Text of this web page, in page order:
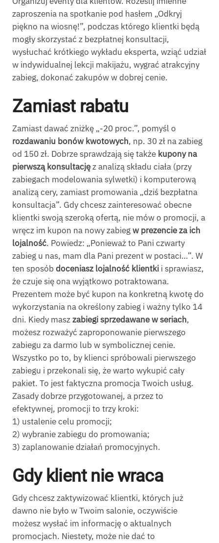
zaproszenia na spotkanie pod hasłem „Odkryj
piękno na wiosnę!”, podczas którego klientki będą
mogły skorzystać z bezpłatnej konsultacji,
wysłuchać krótkiego wykładu eksperta, wziąć udział
w indywidualnej lekcji makijażu, wygrać atrakcyjny
zabieg, dokonać zakupów w dobrej cenie.
Zamiast rabatu
Zamiast dawać zniżkę „-20 proc.”, pomyśl o
rozdawaniu bonów kwotowych, np. 30 zł na zabieg
od 150 zł. Dobrze sprawdzają się także kupony na
pierwszą konsultacjęz analizą składu ciała (przy
zabiegach modelowania sylwetki) i komputerową
analizą cery, zamiast promowania „dziś bezpłatna
konsultacja”. Gdy chcesz zainteresować obecne
klientki swoją szeroką ofertą, nie mów o promocji, a
wręcz im kupon na nowy zabiegw prezencie za ich
lojalność. Powiedz: „Ponieważ to Pani czwarty
zabieg u nas, mam dla Pani prezent w postaci…”. W
ten sposób doceniasz lojalność klientki i sprawiasz,
że czuje się ona wyjątkowo potraktowana.
Prezentem może być kupon na konkretną kwotę do
wykorzystania na określony zabieg i ważny tylko 14
dni. Kiedy maszzabiegi sprzedawane w seriach,
możesz rozważyć zaproponowanie pierwszego
zabiegu za darmo lub w symbolicznej cenie.
Wszystko po to, by klienci spróbowali pierwszego
zabiegu i przekonali się, że warto wykupić cały
pakiet. To jest faktyczna promocja Twoich usług.
Zasady dobrze przygotowanej, a przez to
efektywnej, promocji to trzy kroki:
1) ustalenie celu promocji;
2) wybranie zabiegu do promowania;
3) zaplanowanie działań promocyjnych.
Gdy klient nie wraca
Gdy chcesz zaktywizować klientki, których już
dawno nie było w Twoim salonie, oczywiście
możesz wysłać im informację o aktualnych
promocjach. Niestety, może nie dać to